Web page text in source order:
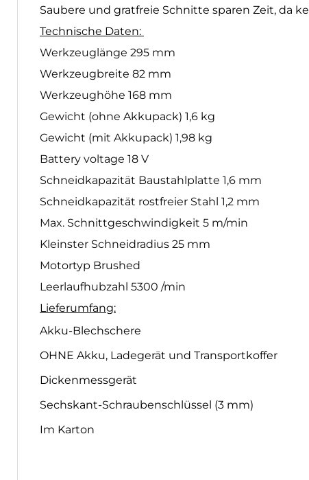
Saubere und gratfreie Schnitte sparen Zeit, da
Technische Daten:
Werkzeuglänge 295 mm
Werkzeugbreite 82 mm
Werkzeughöhe 168 mm
Gewicht (ohne Akkupack) 1,6 kg
Gewicht (mit Akkupack) 1,98 kg
Battery voltage 18 V
Schneidkapazität Baustahlplatte 1,6 mm
Schneidkapazität rostfreier Stahl 1,2 mm
Max. Schnittgeschwindigkeit 5 m/min
Kleinster Schneidradius 25 mm
Motortyp Brushed
Leerlaufhubzahl 5300 /min
Lieferumfang:
Akku-Blechschere
OHNE Akku, Ladegerät und Transportkoffer
Dickenmessgerät
Sechskant-Schraubenschlüssel (3 mm)
Im Karton